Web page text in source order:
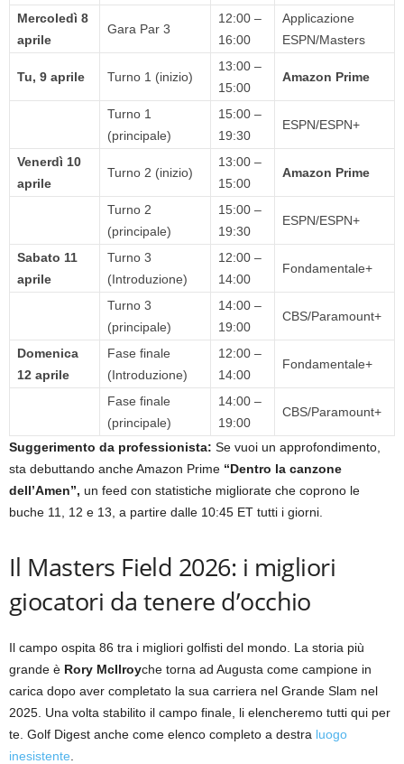
Mercoledì 8
aprile
Gara Par 3
12:00 –
16:00
Applicazione
ESPN/Masters
Tu, 9 aprile Turno 1 (inizio)
13:00 –
15:00
Amazon Prime
Turno 1
(principale)
15:00 –
19:30
ESPN/ESPN+
Venerdì 10
aprile
Turno 2 (inizio)
13:00 –
15:00
Amazon Prime
Turno 2
(principale)
15:00 –
19:30
ESPN/ESPN+
Sabato 11
aprile
Turno 3
(Introduzione)
12:00 –
14:00
Fondamentale+
Turno 3
(principale)
14:00 –
19:00
CBS/Paramount+
Domenica
12 aprile
Fase finale
(Introduzione)
12:00 –
14:00
Fondamentale+
Fase finale
(principale)
14:00 –
19:00
CBS/Paramount+
Suggerimento da professionista: Se vuoi un approfondimento,
sta debuttando anche Amazon Prime “Dentro la canzone
dell’Amen”, un feed con statistiche migliorate che coprono le
buche 11, 12 e 13, a partire dalle 10:45 ET tutti i giorni.
Il Masters Field 2026: i migliori
giocatori da tenere d’occhio
Il campo ospita 86 tra i migliori golfisti del mondo. La storia più
grande è Rory McIlroyche torna ad Augusta come campione in
carica dopo aver completato la sua carriera nel Grande Slam nel
2025. Una volta stabilito il campo finale, li elencheremo tutti qui per
te. Golf Digest anche come elenco completo a destra luogo
inesistente